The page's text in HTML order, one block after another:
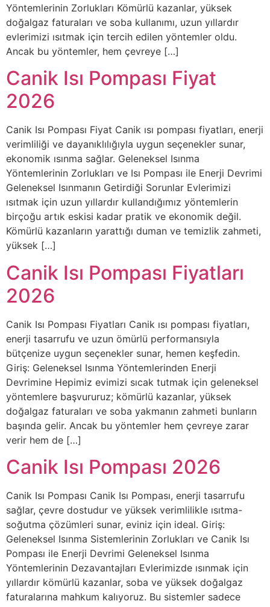
Yöntemlerinin Zorlukları Kömürlü kazanlar, yüksek
doğalgaz faturaları ve soba kullanımı, uzun yıllardır
evlerimizi ısıtmak için tercih edilen yöntemler oldu.
Ancak bu yöntemler, hem çevreye […]
Canik Isı Pompası Fiyat
2026
Canik Isı Pompası Fiyat Canik ısı pompası fiyatları, enerji
verimliliği ve dayanıklılığıyla uygun seçenekler sunar,
ekonomik ısınma sağlar. Geleneksel Isınma
Yöntemlerinin Zorlukları ve Isı Pompası ile Enerji Devrimi
Geleneksel Isınmanın Getirdiği Sorunlar Evlerimizi
ısıtmak için uzun yıllardır kullandığımız yöntemlerin
birçoğu artık eskisi kadar pratik ve ekonomik değil.
Kömürlü kazanların yarattığı duman ve temizlik zahmeti,
yüksek […]
Canik Isı Pompası Fiyatları
2026
Canik Isı Pompası Fiyatları Canik ısı pompası fiyatları,
enerji tasarrufu ve uzun ömürlü performansıyla
bütçenize uygun seçenekler sunar, hemen keşfedin.
Giriş: Geleneksel Isınma Yöntemlerinden Enerji
Devrimine Hepimiz evimizi sıcak tutmak için geleneksel
yöntemlere başvururuz; kömürlü kazanlar, yüksek
doğalgaz faturaları ve soba yakmanın zahmeti bunların
başında gelir. Ancak bu yöntemler hem çevreye zarar
verir hem de […]
Canik Isı Pompası 2026
Canik Isı Pompası Canik Isı Pompası, enerji tasarrufu
sağlar, çevre dostudur ve yüksek verimlilikle ısıtma-
soğutma çözümleri sunar, eviniz için ideal. Giriş:
Geleneksel Isınma Sistemlerinin Zorlukları ve Canik Isı
Pompası ile Enerji Devrimi Geleneksel Isınma
Yöntemlerinin Dezavantajları Evlerimizde ısınmak için
yıllardır kömürlü kazanlar, soba ve yüksek doğalgaz
faturalarına mahkum kalıyoruz. Bu sistemler sadece